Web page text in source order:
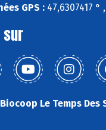
GPS :47,6307417 °
sur
Le Temps Des